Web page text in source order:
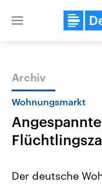
Close
Themen
Archiv
Wohnungsmarkt
Der deutsche